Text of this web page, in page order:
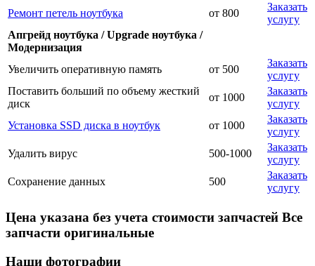
Ремонт петель ноутбука
от 800
Заказать
услугу
Апгрейд ноутбука / Upgrade ноутбука /
Модернизация
Увеличить оперативную память
от 500
Заказать
услугу
Поставить больший по объему жесткий
диск
от 1000
Заказать
услугу
Установка SSD диска в ноутбук
от 1000
Заказать
услугу
Удалить вирус
500-1000
Заказать
услугу
Сохранение данных
500
Заказать
услугу
Цена указана без учета стоимости запчастей Все
запчасти оригинальные
Наши фотографии